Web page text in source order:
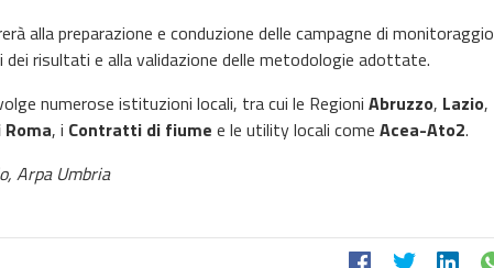
alla preparazione e conduzione delle campagne di monitoraggio
dei risultati e alla validazione delle metodologie adottate.
numerose istituzioni locali, tra cui le Regioni Abruzzo, Lazio,
, i Contratti di fiume e le utility locali come Acea-Ato2.
Arpa Umbria